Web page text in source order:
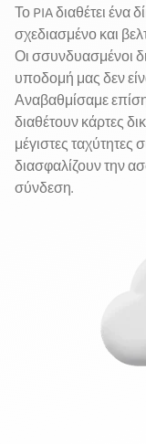
Το PIA διαθέτει ένα
σχεδιασμένο και
Οι σσυνδυασμένοι
υποδομή μας δεν
Αναβαθμίσαμε
διαθέτουν κάρτες
μέγιστες ταχύτητες
διασφαλίζουν την
σύνδεση.